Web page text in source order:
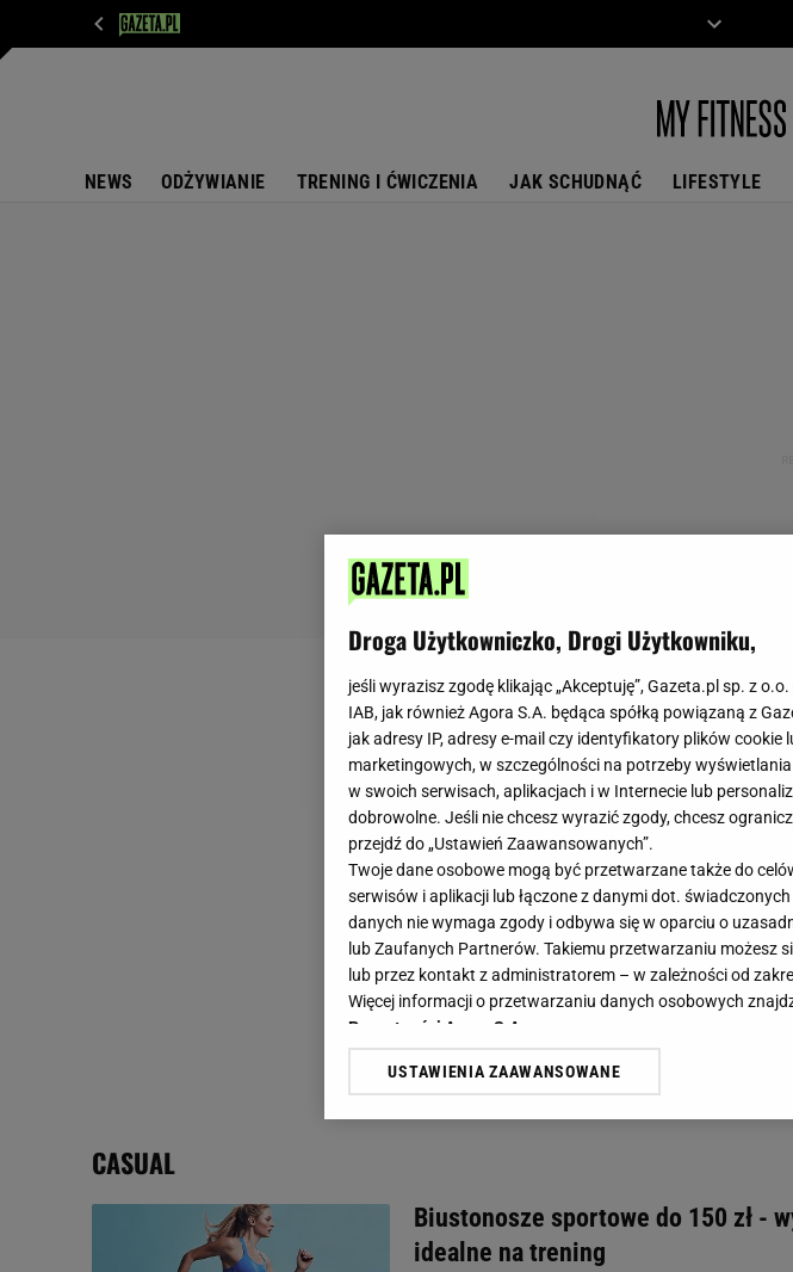
NEWS ODŻYWIANIE TRENING I ĆWICZENIA JAK SCHUDNĄĆ LIFESTYLE
CASUAL
Biustonosze sportowe do 150 zł -
idealne na trening
Droga Użytkowniczko, Drogi Użytkowniku,
jeśli wyrazisz zgodę klikając „Akceptuję”, Gazeta.pl sp. z
IAB, jak również Agora S.A. będąca spółką powiązaną z
jak adresy IP, adresy e-mail czy identyfikatory plików
marketingowych, w szczególności na potrzeby
w swoich serwisach, aplikacjach i w Internecie lub
dobrowolne. Jeśli nie chcesz wyrazić zgody, chcesz
przejdź do „Ustawień Zaawansowanych”.
Twoje dane osobowe mogą być przetwarzane także do
serwisów i aplikacji lub łączone z danymi dot.
danych nie wymaga zgody i odbywa się w oparciu o
lub Zaufanych Partnerów. Takiemu przetwarzaniu możesz
lub przez kontakt z administratorem – w zależności od
Więcej informacji o przetwarzaniu danych osobowych
Prywatności Agora S.A.
Klikając „Akceptuję” wyrażasz też zgodę na
dotyczące plików cookie, wywołując narzędzie do
odnośnik „Ustawienia prywatności ” w stopce serwisu i
My, nasi Zaufani Partnerzy i Agora S.A. możemy
Użycie dokładnych danych geolokalizacyjnych. Aktywne
USTAWIENIA ZAAWANSOWANE